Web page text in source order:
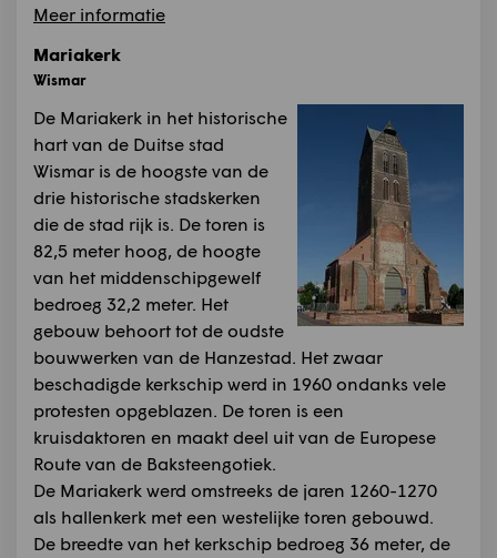
Meer informatie
Mariakerk
Wismar
De Mariakerk in het historische
hart van de Duitse stad
Wismar is de hoogste van de
drie historische stadskerken
die de stad rijk is. De toren is
82,5 meter hoog, de hoogte
van het middenschipgewelf
bedroeg 32,2 meter. Het
gebouw behoort tot de oudste
bouwwerken van de Hanzestad. Het zwaar
beschadigde kerkschip werd in 1960 ondanks vele
protesten opgeblazen. De toren is een
kruisdaktoren en maakt deel uit van de Europese
Route van de Baksteengotiek.
De Mariakerk werd omstreeks de jaren 1260-1270
als hallenkerk met een westelijke toren gebouwd.
De breedte van het kerkschip bedroeg 36 meter, de